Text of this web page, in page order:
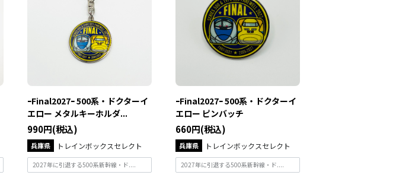
ｰFinal2027ｰ 500系・ドクターイ
エロー メタルキーホルダ...
990円(税込)
兵庫県 トレインボックスセレクト
2027年に引退する500系新幹線・ド....
ｰFinal2027ｰ 500系・ドクターイ
エロー ピンバッチ
660円(税込)
兵庫県 トレインボックスセレクト
2027年に引退する500系新幹線・ド....